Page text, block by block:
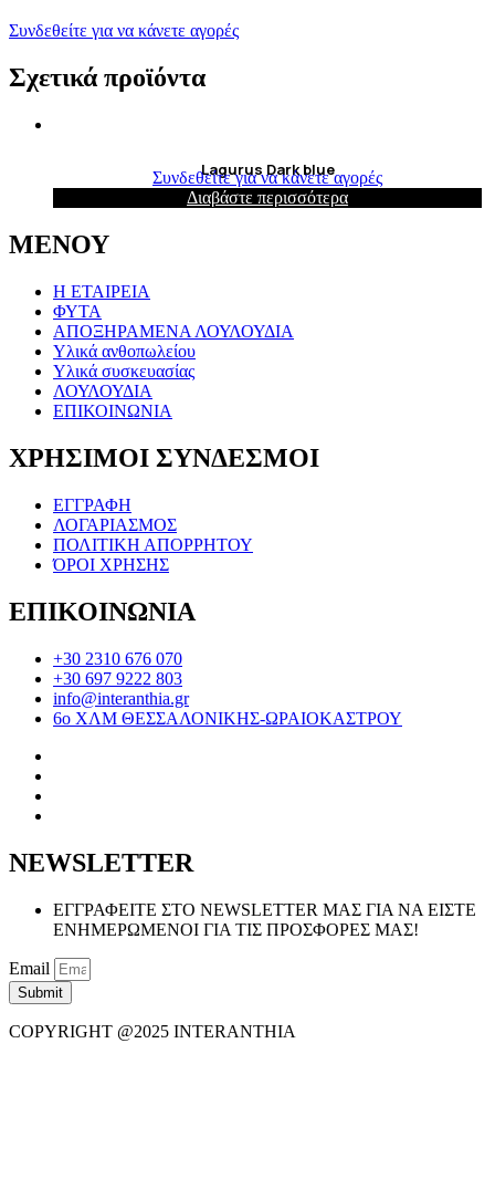
Συνδεθείτε για να κάνετε αγορές
Σχετικά προϊόντα
Lagurus Dark blue
Συνδεθείτε για να κάνετε αγορές
Διαβάστε περισσότερα
ΜΕΝΟΥ
Η ΕΤΑΙΡΕΙΑ
ΦΥΤΑ
ΑΠΟΞΗΡΑΜΕΝΑ ΛΟΥΛΟΥΔΙΑ
Υλικά ανθοπωλείου
Υλικά συσκευασίας
ΛΟΥΛΟΥΔΙΑ
ΕΠΙΚΟΙΝΩΝΙΑ
ΧΡΗΣΙΜΟΙ ΣΥΝΔΕΣΜΟΙ
ΕΓΓΡΑΦΗ
ΛΟΓΑΡΙΑΣΜΟΣ
ΠΟΛΙΤΙΚΗ ΑΠΟΡΡΗΤΟΥ
ΌΡΟΙ ΧΡΗΣΗΣ
ΕΠΙΚΟΙΝΩΝΙΑ
+30 2310 676 070
+30 697 9222 803
info@interanthia.gr
6ο ΧΛΜ ΘΕΣΣΑΛΟΝΙΚΗΣ-ΩΡΑΙΟΚΑΣΤΡΟΥ
NEWSLETTER
ΕΓΓΡΑΦΕΙΤΕ ΣΤΟ NEWSLETTER ΜΑΣ ΓΙΑ ΝΑ ΕΙΣΤΕ
ΕΝΗΜΕΡΩΜΕΝΟΙ ΓΙΑ ΤΙΣ ΠΡΟΣΦΟΡΕΣ ΜΑΣ!
Email
Submit
COPYRIGHT @2025 INTERANTHIA